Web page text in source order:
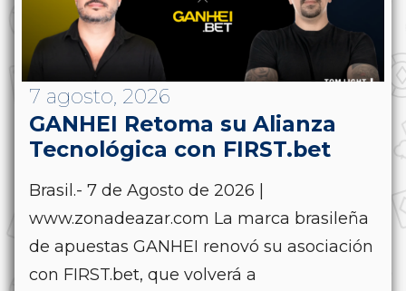
7 agosto, 2026
GANHEI Retoma su Alianza
Tecnológica con FIRST.bet
Brasil.- 7 de Agosto de 2026 |
www.zonadeazar.com La marca brasileña
de apuestas GANHEI renovó su asociación
con FIRST.bet, que volverá a